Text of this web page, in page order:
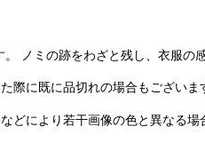
ノミの跡をわざと残し、衣服の
に既に品切れの場合もございま
により若干画像の色と異なる場